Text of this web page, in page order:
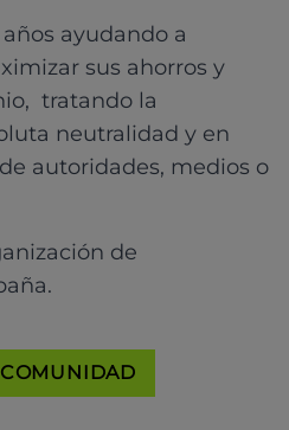
ayudando a
sus ahorros y
tratando la
neutralidad y en
autoridades, medios o
de